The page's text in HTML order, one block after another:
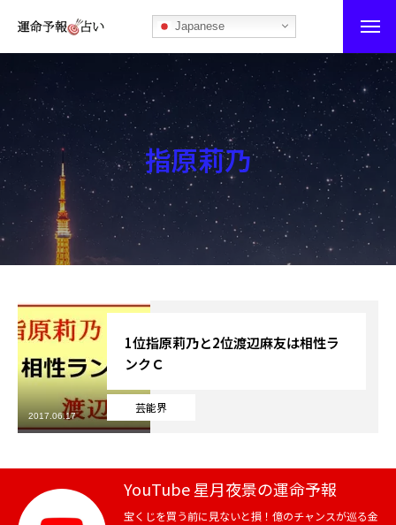
Japanese
運命予報占い
運命予報占いとは
あなたの所属部屋を探そう！
最恐の相性占い
秘伝公開！吉凶カレンダー
ブログ
お知らせ
芸能界
テニス
スポーツ
指原莉乃
芸能界
1位指原莉乃と2位渡辺麻友は相性ラ
ンクＣ
2017.06.17
YouTube 星月夜景の運命予報
宝くじを買う前に見ないと損！億のチャンスが巡る金